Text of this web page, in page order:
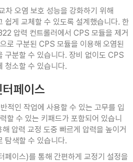
오염 보호 성능을 강화하기 위해
쉽게 교체할 수 있도록 설계했습니다. 한
압력 컨트롤러에서 CPS 모듈을 제거
로 구분된 CPS 모듈을 이용해 오염된
구분할 수 있습니다. 장비 없이도 CPS
청소할 수 있습니다.
페이스
적인 작업에 사용할 수 있는 고무를 입
할 수 있는 키패드가 포함되어 있습니
압력 교정 도중 빠르게 압력을 높이거
탐색할 수 있습니다.
페이스)를 통해 간편하게 교정기 설정을